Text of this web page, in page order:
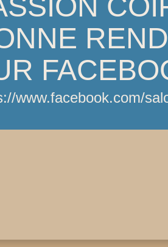
www.facebook.com/